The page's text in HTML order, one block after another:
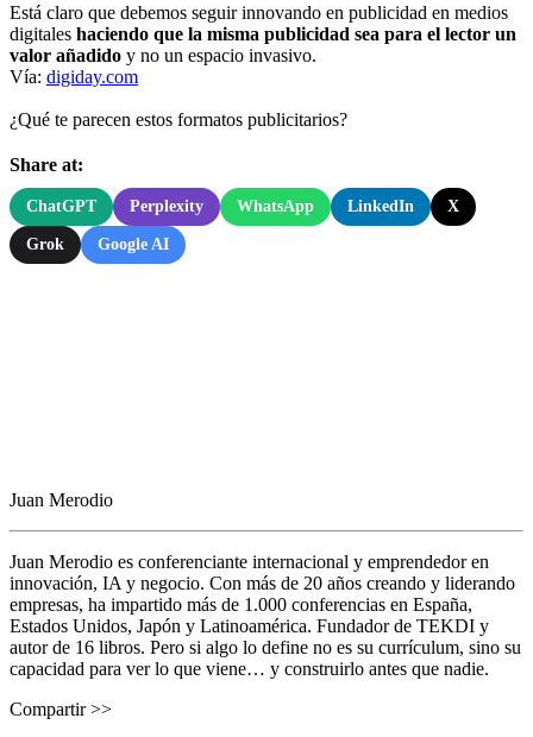
Está claro que debemos seguir innovando en publicidad en medios
digitales haciendo que la misma publicidad sea para el lector un
valor añadido y no un espacio invasivo.
Vía: digiday.com
¿Qué te parecen estos formatos publicitarios?
Share at:
ChatGPT Perplexity WhatsApp LinkedIn X
Grok Google AI
Juan Merodio
Juan Merodio es conferenciante internacional y emprendedor en
innovación, IA y negocio. Con más de 20 años creando y liderando
empresas, ha impartido más de 1.000 conferencias en España,
Estados Unidos, Japón y Latinoamérica. Fundador de TEKDI y
autor de 16 libros. Pero si algo lo define no es su currículum, sino su
capacidad para ver lo que viene… y construirlo antes que nadie.
Compartir >>